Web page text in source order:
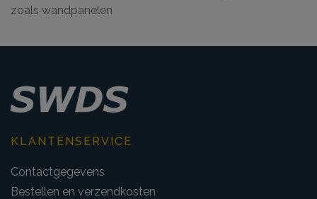
zoals wandpanelen
KLANTENSERVICE
Contactgegevens
Bestellen en verzendkosten